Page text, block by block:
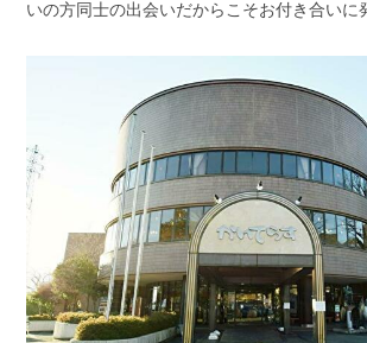
いの方同士の出会いだからこそお付き合いに